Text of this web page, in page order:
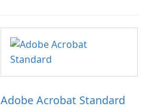
Adobe Acrobat Standard